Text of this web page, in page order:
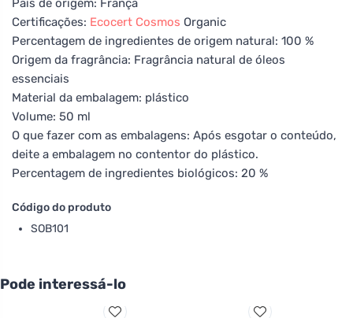
Certificações: Ecocert Cosmos Organic
Percentagem de ingredientes de origem natural: 100 %
Origem da fragrância: Fragrância natural de óleos
essenciais
Material da embalagem: plástico
Volume: 50 ml
O que fazer com as embalagens: Após esgotar o conteúdo,
deite a embalagem no contentor do plástico.
Percentagem de ingredientes biológicos: 20 %
Código do produto
SOB101
Pode interessá-lo